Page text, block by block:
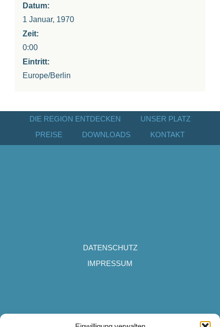
Datum:
1 Januar, 1970
Zeit:
0:00
Eintritt:
Europe/Berlin
DIE REGION ENTDECKEN
UNSER PLATZ
PREISE
DOWNLOADS KONTAKT
DATENSCHUTZ
IMPRESSUM